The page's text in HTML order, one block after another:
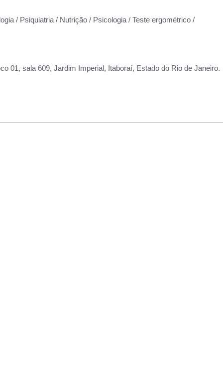
/ Psiquiatria / Nutrição / Psicologia / Teste ergométrico /
01, sala 609, Jardim Imperial, Itaboraí, Estado do Rio de Janeiro.